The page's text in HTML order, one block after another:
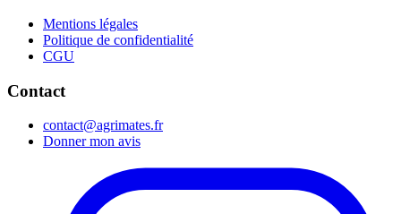
Mentions légales
Politique de confidentialité
CGU
Contact
contact@agrimates.fr
Donner mon avis